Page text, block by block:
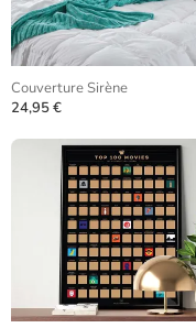
Couverture Sirène
24,95 €